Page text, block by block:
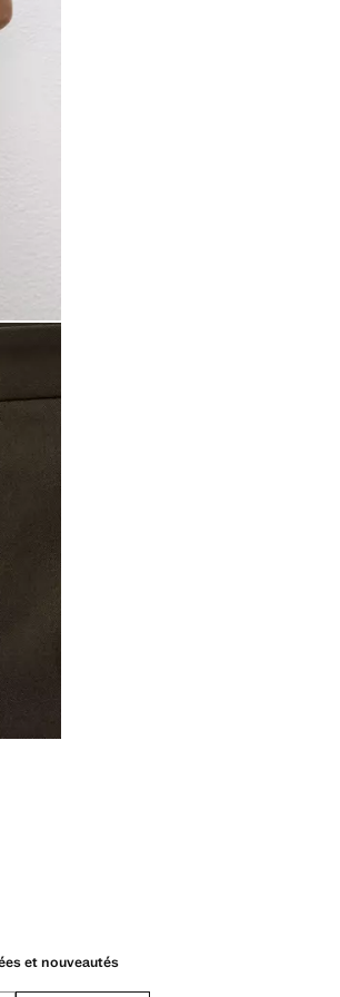
et nouveautés